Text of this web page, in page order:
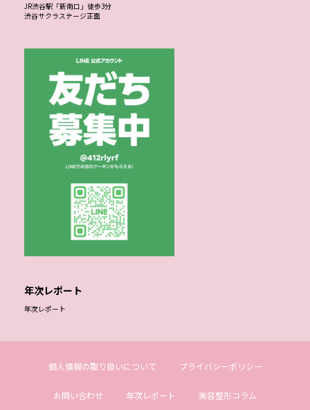
JR渋谷駅「新南口」徒歩3分
渋谷サクラステージ正面
年次レポート
年次レポート
個人情報の取り扱いについて プライバシーポリシー
お問い合わせ 年次レポート 美容整形コラム